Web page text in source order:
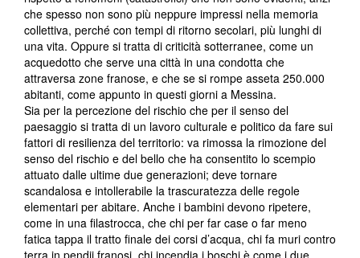
che spesso non sono più neppure impressi nella memoria
collettiva, perché con tempi di ritorno secolari, più lunghi di
una vita. Oppure si tratta di criticità sotterranee, come un
acquedotto che serve una città in una condotta che
attraversa zone franose, e che se si rompe asseta 250.000
abitanti, come appunto in questi giorni a Messina.
Sia per la percezione del rischio che per il senso del
paesaggio si tratta di un lavoro culturale e politico da fare sui
fattori di resilienza del territorio: va rimossa la rimozione del
senso del rischio e del bello che ha consentito lo scempio
attuato dalle ultime due generazioni; deve tornare
scandalosa e intollerabile la trascuratezza delle regole
elementari per abitare. Anche i bambini devono ripetere,
come in una filastrocca, che chi per far case o far meno
fatica tappa il tratto finale dei corsi d’acqua, chi fa muri contro